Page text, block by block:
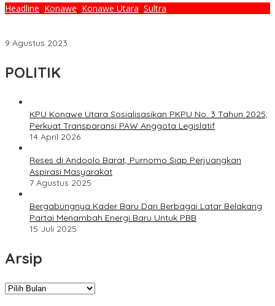
Headline, Konawe, Konawe Utara, Sultra
9 Agustus 2023
POLITIK
KPU Konawe Utara Sosialisasikan PKPU No. 3 Tahun 2025,
Perkuat Transparansi PAW Anggota Legislatif
14 April 2026
Reses di Andoolo Barat, Purnomo Siap Perjuangkan
Aspirasi Masyarakat
7 Agustus 2025
Bergabungnya Kader Baru Dari Berbagai Latar Belakang
Partai Menambah Energi Baru Untuk PBB
15 Juli 2025
Arsip
Arsip